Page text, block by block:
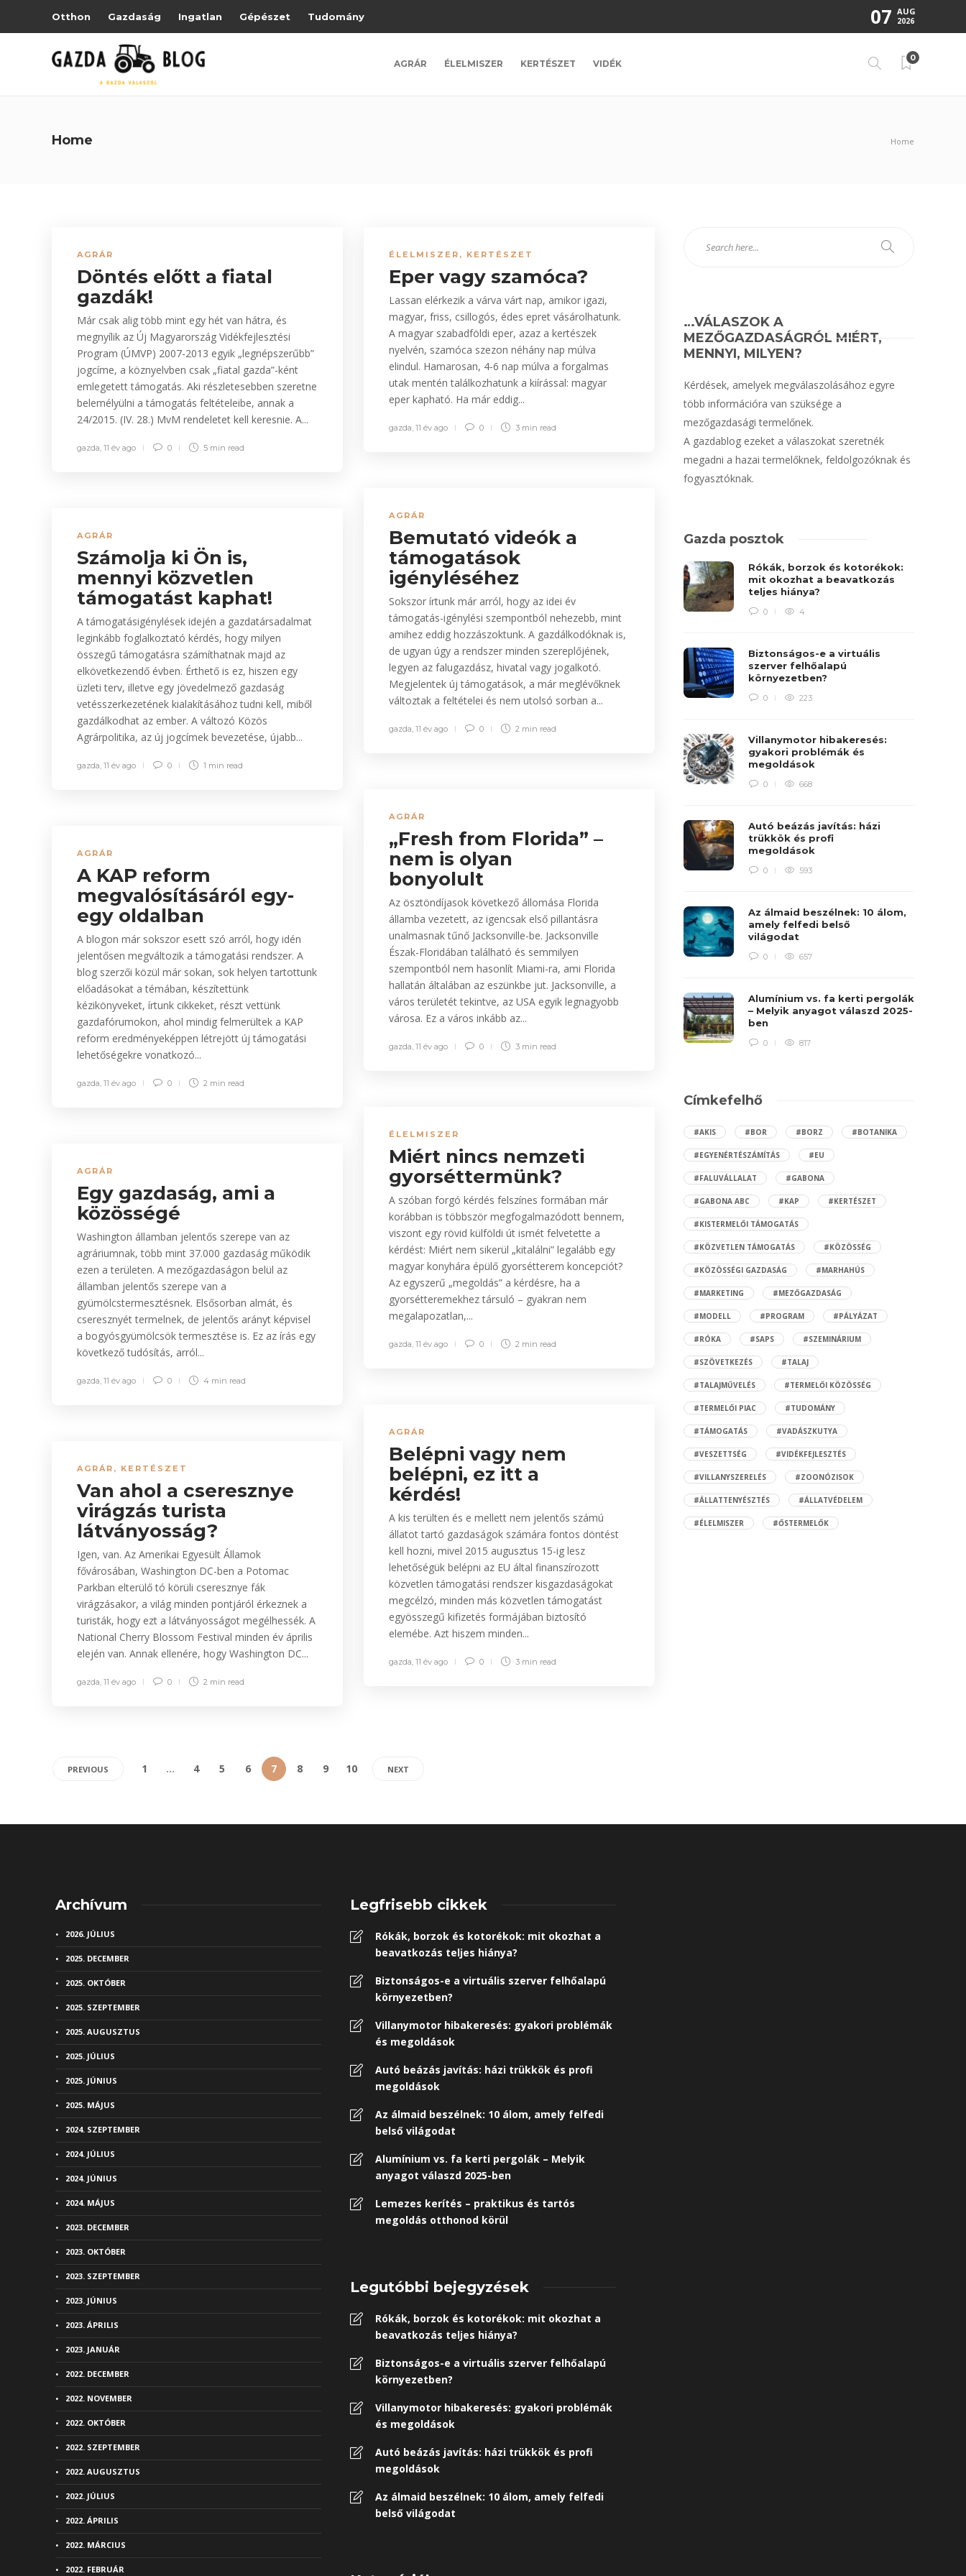
Otthon Gazdaság Ingatlan Gépészet Tudomány 07 AUG
2026
AGRÁR ÉLELMISZER KERTÉSZET VIDÉK
0
Home Home
AGRÁR
Döntés előtt a fiatal
gazdák!
Már csak alig több mint egy hét van hátra, és
megnyílik az Új Magyarország Vidékfejlesztési
Program (ÚMVP) 2007-2013 egyik „legnépszerűbb”
jogcíme, a köznyelvben csak „fiatal gazda”-ként
emlegetett támogatás. Aki részletesebben szeretne
belemélyülni a támogatás feltételeibe, annak a
24/2015. (IV. 28.) MvM rendeletet kell keresnie. A...
gazda, 11 év ago 0 5 min read
ÉLELMISZER , KERTÉSZET
Eper vagy szamóca?
Lassan elérkezik a várva várt nap, amikor igazi,
magyar, friss, csillogós, édes epret vásárolhatunk.
A magyar szabadföldi eper, azaz a kertészek
nyelvén, szamóca szezon néhány nap múlva
elindul. Hamarosan, 4-6 nap múlva a forgalmas
utak mentén találkozhatunk a kiírással: magyar
eper kapható. Ha már eddig...
gazda, 11 év ago 0 3 min read
AGRÁR
Bemutató videók a
támogatások
igényléséhez
Sokszor írtunk már arról, hogy az idei év
támogatás-igénylési szempontból nehezebb, mint
amihez eddig hozzászoktunk. A gazdálkodóknak is,
de ugyan úgy a rendszer minden szereplőjének,
legyen az falugazdász, hivatal vagy jogalkotó.
Megjelentek új támogatások, a már meglévőknek
változtak a feltételei és nem utolsó sorban a...
gazda, 11 év ago 0 2 min read
AGRÁR
Számolja ki Ön is,
mennyi közvetlen
támogatást kaphat!
A támogatásigénylések idején a gazdatársadalmat
leginkább foglalkoztató kérdés, hogy milyen
összegű támogatásra számíthatnak majd az
elkövetkezendő évben. Érthető is ez, hiszen egy
üzleti terv, illetve egy jövedelmező gazdaság
vetésszerkezetének kialakításához tudni kell, miből
gazdálkodhat az ember. A változó Közös
Agrárpolitika, az új jogcímek bevezetése, újabb...
gazda, 11 év ago 0 1 min read
AGRÁR
„Fresh from Florida” –
nem is olyan
bonyolult
Az ösztöndíjasok következő állomása Florida
államba vezetett, az igencsak első pillantásra
unalmasnak tűnő Jacksonville-be. Jacksonville
Észak-Floridában található és semmilyen
szempontból nem hasonlít Miami-ra, ami Florida
hallatán általában az eszünkbe jut. Jacksonville, a
város területét tekintve, az USA egyik legnagyobb
városa. Ez a város inkább az...
gazda, 11 év ago 0 3 min read
AGRÁR
A KAP reform
megvalósításáról egy-
egy oldalban
A blogon már sokszor esett szó arról, hogy idén
jelentősen megváltozik a támogatási rendszer. A
blog szerzői közül már sokan, sok helyen tartottunk
előadásokat a témában, készítettünk
kézikönyveket, írtunk cikkeket, részt vettünk
gazdafórumokon, ahol mindig felmerültek a KAP
reform eredményeképpen létrejött új támogatási
lehetőségekre vonatkozó...
gazda, 11 év ago 0 2 min read
ÉLELMISZER
Miért nincs nemzeti
gyorséttermünk?
A szóban forgó kérdés felszínes formában már
korábban is többször megfogalmazódott bennem,
viszont egy rövid külföldi út ismét felvetette a
kérdést: Miért nem sikerül „kitalálni” legalább egy
magyar konyhára épülő gyorsétterem koncepciót?
Az egyszerű „megoldás” a kérdésre, ha a
gyorsétteremekhez társuló – gyakran nem
megalapozatlan,...
gazda, 11 év ago 0 2 min read
AGRÁR
Egy gazdaság, ami a
közösségé
Washington államban jelentős szerepe van az
agráriumnak, több mint 37.000 gazdaság működik
ezen a területen. A mezőgazdaságon belül az
államban jelentős szerepe van a
gyümölcstermesztésnek. Elsősorban almát, és
cseresznyét termelnek, de jelentős arányt képvisel
a bogyósgyümölcsök termesztése is. Ez az írás egy
következő tudósítás, arról...
gazda, 11 év ago 0 4 min read
AGRÁR
Belépni vagy nem
belépni, ez itt a
kérdés!
A kis terülten és e mellett nem jelentős számú
állatot tartó gazdaságok számára fontos döntést
kell hozni, mivel 2015 augusztus 15-ig lesz
lehetőségük belépni az EU által finanszírozott
közvetlen támogatási rendszer kisgazdaságokat
megcélzó, minden más közvetlen támogatást
egyösszegű kifizetés formájában biztosító
elemébe. Azt hiszem minden...
gazda, 11 év ago 0 3 min read
AGRÁR , KERTÉSZET
Van ahol a cseresznye
virágzás turista
látványosság?
Igen, van. Az Amerikai Egyesült Államok
fővárosában, Washington DC-ben a Potomac
Parkban elterülő tó körüli cseresznye fák
virágzásakor, a világ minden pontjáról érkeznek a
turisták, hogy ezt a látványosságot megélhessék. A
National Cherry Blossom Festival minden év április
elején van. Annak ellenére, hogy Washington DC...
gazda, 11 év ago 0 2 min read
PREVIOUS 1 … 4 5 6 7 8 9 10 NEXT
…VÁLASZOK A
MEZŐGAZDASÁGRÓL MIÉRT,
MENNYI, MILYEN?
Kérdések, amelyek megválaszolásához egyre
több információra van szüksége a
mezőgazdasági termelőnek.
A gazdablog ezeket a válaszokat szeretnék
megadni a hazai termelőknek, feldolgozóknak és
fogyasztóknak.
Gazda posztok
Rókák, borzok és kotorékok:
mit okozhat a beavatkozás
teljes hiánya?
0 4
Biztonságos-e a virtuális
szerver felhőalapú
környezetben?
0 223
Villanymotor hibakeresés:
gyakori problémák és
megoldások
0 668
Autó beázás javítás: házi
trükkök és profi
megoldások
0 593
Az álmaid beszélnek: 10 álom,
amely felfedi belső
világodat
0 657
Alumínium vs. fa kerti pergolák
– Melyik anyagot válaszd 2025-
ben
0 817
Címkefelhő
#AKIS #BOR #BORZ #BOTANIKA
#EGYENÉRTÉSZÁMÍTÁS #EU
#FALUVÁLLALAT #GABONA
#GABONA ABC #KAP #KERTÉSZET
#KISTERMELŐI TÁMOGATÁS
#KÖZVETLEN TÁMOGATÁS #KÖZÖSSÉG
#KÖZÖSSÉGI GAZDASÁG #MARHAHÚS
#MARKETING #MEZŐGAZDASÁG
#MODELL #PROGRAM #PÁLYÁZAT
#RÓKA #SAPS #SZEMINÁRIUM
#SZÖVETKEZÉS #TALAJ
#TALAJMŰVELÉS #TERMELŐI KÖZÖSSÉG
#TERMELŐI PIAC #TUDOMÁNY
#TÁMOGATÁS #VADÁSZKUTYA
#VESZETTSÉG #VIDÉKFEJLESZTÉS
#VILLANYSZERELÉS #ZOONÓZISOK
#ÁLLATTENYÉSZTÉS #ÁLLATVÉDELEM
#ÉLELMISZER #ŐSTERMELŐK
Archívum
2026. JÚLIUS
2025. DECEMBER
2025. OKTÓBER
2025. SZEPTEMBER
2025. AUGUSZTUS
2025. JÚLIUS
2025. JÚNIUS
2025. MÁJUS
2024. SZEPTEMBER
2024. JÚLIUS
2024. JÚNIUS
2024. MÁJUS
2023. DECEMBER
2023. OKTÓBER
2023. SZEPTEMBER
2023. JÚNIUS
2023. ÁPRILIS
2023. JANUÁR
2022. DECEMBER
2022. NOVEMBER
2022. OKTÓBER
2022. SZEPTEMBER
2022. AUGUSZTUS
2022. JÚLIUS
2022. ÁPRILIS
2022. MÁRCIUS
2022. FEBRUÁR
Legfrisebb cikkek
Rókák, borzok és kotorékok: mit okozhat a
beavatkozás teljes hiánya?
Biztonságos-e a virtuális szerver felhőalapú
környezetben?
Villanymotor hibakeresés: gyakori problémák
és megoldások
Autó beázás javítás: házi trükkök és profi
megoldások
Az álmaid beszélnek: 10 álom, amely felfedi
belső világodat
Alumínium vs. fa kerti pergolák – Melyik
anyagot válaszd 2025-ben
Lemezes kerítés – praktikus és tartós
megoldás otthonod körül
Legutóbbi bejegyzések
Rókák, borzok és kotorékok: mit okozhat a
beavatkozás teljes hiánya?
Biztonságos-e a virtuális szerver felhőalapú
környezetben?
Villanymotor hibakeresés: gyakori problémák
és megoldások
Autó beázás javítás: házi trükkök és profi
megoldások
Az álmaid beszélnek: 10 álom, amely felfedi
belső világodat